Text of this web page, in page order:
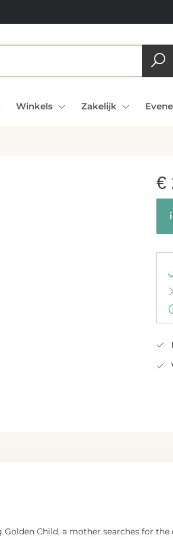
Winkels Zakelijk
€
Child, a mother searches for